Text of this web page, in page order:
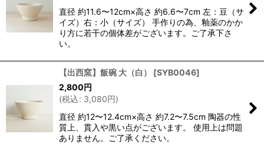
直径 約11.6〜12cm×高さ 約6.6〜7cm 左：豆（サ
イズ）右：小（サイズ） 手作りの為、釉薬のかか
り方に若干の個体差がございます。ご了承下さ
い。
【出西窯】飯碗 大（白） [SYB0046]
2,800円
(税込: 3,080円)
直径 約12〜12.4cm×高さ 約7.2〜7.5cm 陶器の性
質上、貫入や黒い点がございます。 使用上は問題
ありません。ご了承ください。